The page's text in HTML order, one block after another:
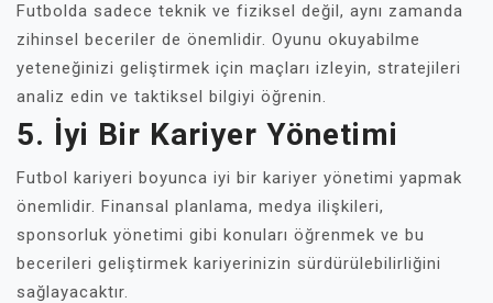
Futbolda sadece teknik ve fiziksel değil, aynı zamanda
zihinsel beceriler de önemlidir. Oyunu okuyabilme
yeteneğinizi geliştirmek için maçları izleyin, stratejileri
analiz edin ve taktiksel bilgiyi öğrenin.
5. İyi Bir Kariyer Yönetimi
Futbol kariyeri boyunca iyi bir kariyer yönetimi yapmak
önemlidir. Finansal planlama, medya ilişkileri,
sponsorluk yönetimi gibi konuları öğrenmek ve bu
becerileri geliştirmek kariyerinizin sürdürülebilirliğini
sağlayacaktır.